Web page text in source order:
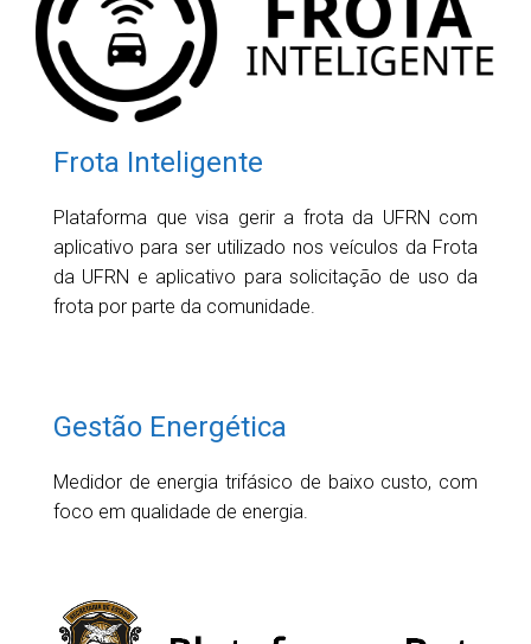
Frota Inteligente
Plataforma que visa gerir a frota da UFRN com
aplicativo para ser utilizado nos veículos da Frota
da UFRN e aplicativo para solicitação de uso da
frota por parte da comunidade.
Gestão Energética
Medidor de energia trifásico de baixo custo, com
foco em qualidade de energia.